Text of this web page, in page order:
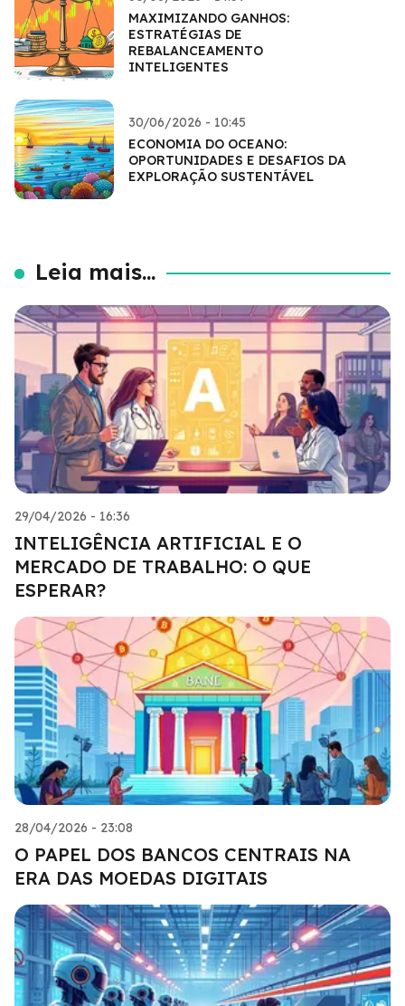
MAXIMIZANDO GANHOS:
ESTRATÉGIAS DE
REBALANCEAMENTO
INTELIGENTES
30/06/2026 - 10:45
ECONOMIA DO OCEANO:
OPORTUNIDADES E DESAFIOS DA
EXPLORAÇÃO SUSTENTÁVEL
Leia mais...
29/04/2026 - 16:36
INTELIGÊNCIA ARTIFICIAL E O
MERCADO DE TRABALHO: O QUE
ESPERAR?
28/04/2026 - 23:08
O PAPEL DOS BANCOS CENTRAIS NA
ERA DAS MOEDAS DIGITAIS